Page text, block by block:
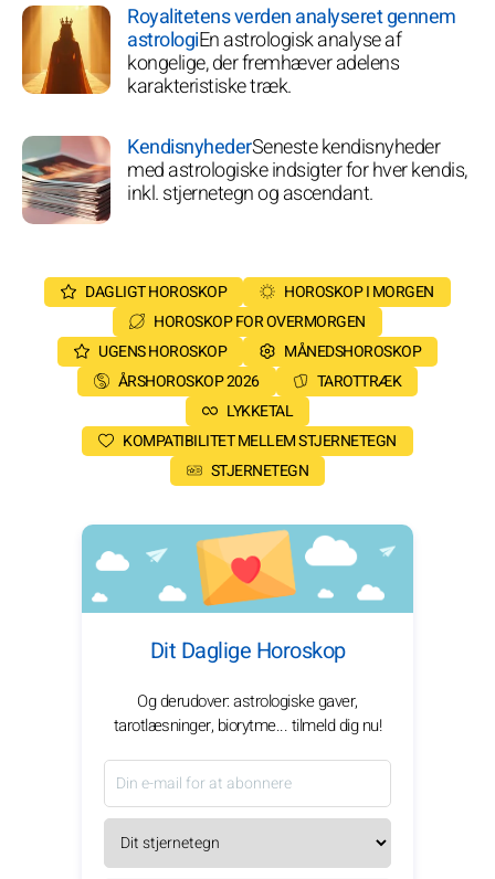
Royalitetens verden analyseret gennem
astrologiEn astrologisk analyse af
kongelige, der fremhæver adelens
karakteristiske træk.
KendisnyhederSeneste kendisnyheder
med astrologiske indsigter for hver kendis,
inkl. stjernetegn og ascendant.
DAGLIGT HOROSKOP
HOROSKOP I MORGEN
HOROSKOP FOR OVERMORGEN
UGENS HOROSKOP
MÅNEDSHOROSKOP
ÅRSHOROSKOP 2026
TAROTTRÆK
LYKKETAL
KOMPATIBILITET MELLEM STJERNETEGN
STJERNETEGN
Dit Daglige Horoskop
Og derudover: astrologiske gaver,
tarotlæsninger, biorytme... tilmeld dig nu!